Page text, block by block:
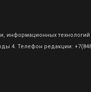
информационных
4. Телефон редакции: